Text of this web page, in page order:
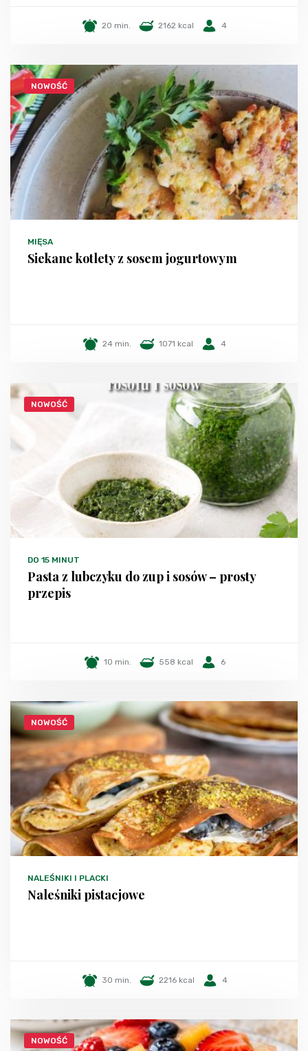
20 min. 2162 kcal 4
NOWOŚĆ
MIĘSA
Siekane kotlety z sosem jogurtowym
24 min. 1071 kcal 4
NOWOŚĆ
DO 15 MINUT
Pasta z lubczyku do zup i sosów – prosty
przepis
10 min. 558 kcal 6
NOWOŚĆ
NALEŚNIKI I PLACKI
Naleśniki pistacjowe
30 min. 2216 kcal 4
NOWOŚĆ